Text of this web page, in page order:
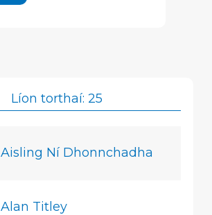
Líon torthaí: 25
Aisling Ní Dhonnchadha
Alan Titley